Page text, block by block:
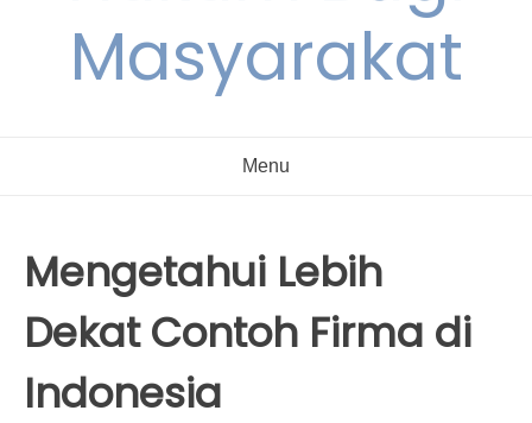
Masyarakat
Menu
Mengetahui Lebih
Dekat Contoh Firma di
Indonesia